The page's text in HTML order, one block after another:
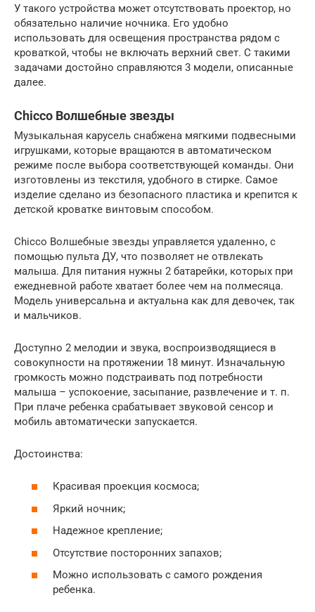
У такого устройства может отсутствовать проектор, но
обязательно наличие ночника. Его удобно
использовать для освещения пространства рядом с
кроваткой, чтобы не включать верхний свет. С такими
задачами достойно справляются 3 модели, описанные
далее.
Chicco Волшебные звезды
Музыкальная карусель снабжена мягкими подвесными
игрушками, которые вращаются в автоматическом
режиме после выбора соответствующей команды. Они
изготовлены из текстиля, удобного в стирке. Самое
изделие сделано из безопасного пластика и крепится к
детской кроватке винтовым способом.
Chicco Волшебные звезды управляется удаленно, с
помощью пульта ДУ, что позволяет не отвлекать
малыша. Для питания нужны 2 батарейки, которых при
ежедневной работе хватает более чем на полмесяца.
Модель универсальна и актуальна как для девочек, так
и мальчиков.
Доступно 2 мелодии и звука, воспроизводящиеся в
совокупности на протяжении 18 минут. Изначальную
громкость можно подстраивать под потребности
малыша – успокоение, засыпание, развлечение и т. п.
При плаче ребенка срабатывает звуковой сенсор и
мобиль автоматически запускается.
Достоинства:
Красивая проекция космоса;
Яркий ночник;
Надежное крепление;
Отсутствие посторонних запахов;
Можно использовать с самого рождения
ребенка.